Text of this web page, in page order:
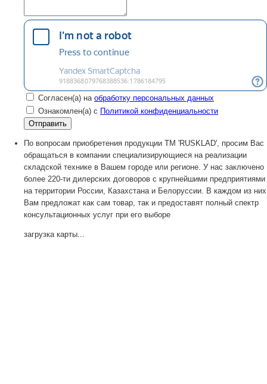
Согласен(а) на обработку персональных данных
Ознакомлен(а) с Политикой конфиденциальности
По вопросам приобретения продукции TM 'RUSKLAD', просим Вас
обращаться в компании специализирующиеся на реализации
складской технике в Вашем городе или регионе. У нас заключено
более 220-ти дилерских договоров с крупнейшими предприятиями
на территории России, Казахстана и Белоруссии. В каждом из них
Вам предложат как сам товар, так и предоставят полный спектр
консультационных услуг при его выборе
загрузка карты...